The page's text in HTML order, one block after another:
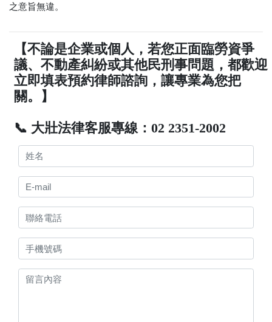
之意旨無違。
【不論是企業或個人，若您正面臨勞資爭
議、不動產糾紛或其他民刑事問題，都歡迎
立即填表預約律師諮詢，讓專業為您把
關。】
📞 大壯法律客服專線：02 2351-2002